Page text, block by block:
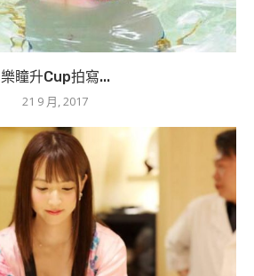
樂瞳升Cup拍寫...
21 9 月, 2017